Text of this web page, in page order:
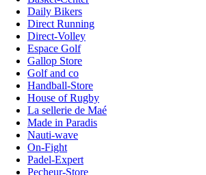
Daily Bikers
Direct Running
Direct-Volley
Espace Golf
Gallop Store
Golf and co
Handball-Store
House of Rugby
La sellerie de Maé
Made in Paradis
Nauti-wave
On-Fight
Padel-Expert
Pecheur-Store